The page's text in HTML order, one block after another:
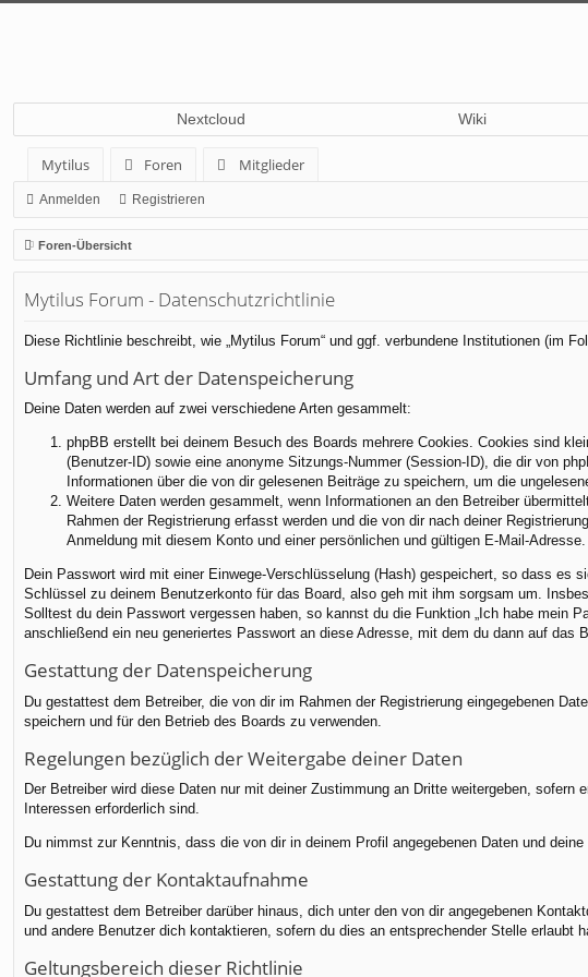
Nextcloud Wiki
Mytilus Foren
Mitglieder
Anmelden Registrieren
Foren-Übersicht
Mytilus Forum - Datenschutzrichtlinie
Diese Richtlinie beschreibt, wie „Mytilus Forum“ und ggf. verbundene Institutionen (im
Umfang und Art der Datenspeicherung
Deine Daten werden auf zwei verschiedene Arten gesammelt:
phpBB erstellt bei deinem Besuch des Boards mehrere Cookies. Cookies sind
(Benutzer-ID) sowie eine anonyme Sitzungs-Nummer (Session-ID), die dir von
Informationen über die von dir gelesenen Beiträge zu speichern, um die
Weitere Daten werden gesammelt, wenn Informationen an den Betreiber
Rahmen der Registrierung erfasst werden und die von dir nach deiner
Anmeldung mit diesem Konto und einer persönlichen und gültigen E-Mail-Adresse.
Dein Passwort wird mit einer Einwege-Verschlüsselung (Hash) gespeichert, so dass
Schlüssel zu deinem Benutzerkonto für das Board, also geh mit ihm sorgsam um.
Solltest du dein Passwort vergessen haben, so kannst du die Funktion „Ich habe mein
anschließend ein neu generiertes Passwort an diese Adresse, mit dem du dann auf das
Gestattung der Datenspeicherung
Du gestattest dem Betreiber, die von dir im Rahmen der Registrierung eingegebenen
speichern und für den Betrieb des Boards zu verwenden.
Regelungen bezüglich der Weitergabe deiner Daten
Der Betreiber wird diese Daten nur mit deiner Zustimmung an Dritte weitergeben,
Interessen erforderlich sind.
Du nimmst zur Kenntnis, dass die von dir in deinem Profil angegebenen Daten und
Gestattung der Kontaktaufnahme
Du gestattest dem Betreiber darüber hinaus, dich unter den von dir angegebenen
und andere Benutzer dich kontaktieren, sofern du dies an entsprechender Stelle erlaubt
Geltungsbereich dieser Richtlinie